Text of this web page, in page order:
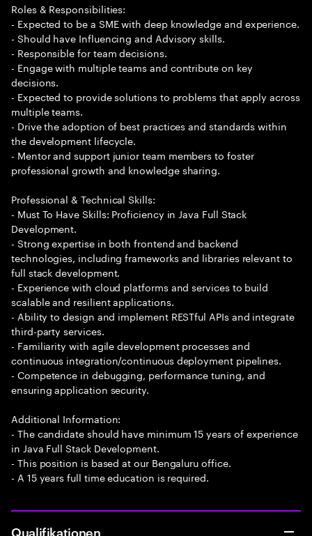
Roles & Responsibilities:
- Expected to be a SME with deep knowledge and experience.
- Should have Influencing and Advisory skills.
- Responsible for team decisions.
- Engage with multiple teams and contribute on key
decisions.
- Expected to provide solutions to problems that apply across
multiple teams.
- Drive the adoption of best practices and standards within
the development lifecycle.
- Mentor and support junior team members to foster
professional growth and knowledge sharing.
Professional & Technical Skills:
- Must To Have Skills: Proficiency in Java Full Stack
Development.
- Strong expertise in both frontend and backend
technologies, including frameworks and libraries relevant to
full stack development.
- Experience with cloud platforms and services to build
scalable and resilient applications.
- Ability to design and implement RESTful APIs and integrate
third-party services.
- Familiarity with agile development processes and
continuous integration/continuous deployment pipelines.
- Competence in debugging, performance tuning, and
ensuring application security.
Additional Information:
- The candidate should have minimum 15 years of experience
in Java Full Stack Development.
- This position is based at our Bengaluru office.
- A 15 years full time education is required.
Qualifikationen